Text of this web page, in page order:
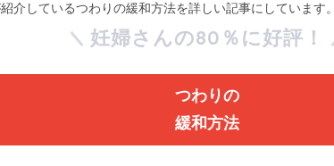
介しているつわりの緩和方法を詳しい記事にしています。
妊婦さんの80％に好評！
つわりの
緩和方法